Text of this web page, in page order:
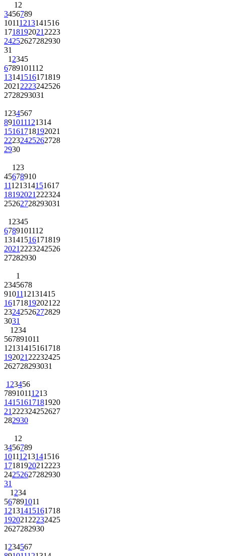
1 2
3456789
10111213141516
1718192021 2223
24252627282930
31
1 2345
6789101112
13141516171819
2021 2223242526
2728293031
1 234567
891011121314
15161718192021
22232425262728
2930
1 23
45678910
11121314151617
18192021 222324
25262728293031
1 2345
6789101112
13141516171819
2021 2223242526
27282930
1
2345678
9101112131415
161718192021 22
23242526272829
3031
1 234
567891011
12131415161718
192021 22232425
262728293031
1 23456
78910111213
14151617181920
21 222324252627
282930
1 2
3456789
10111213141516
1718192021 2223
24252627282930
31
1 234
567891011
12131415161718
192021 22232425
2627282930
1 234567